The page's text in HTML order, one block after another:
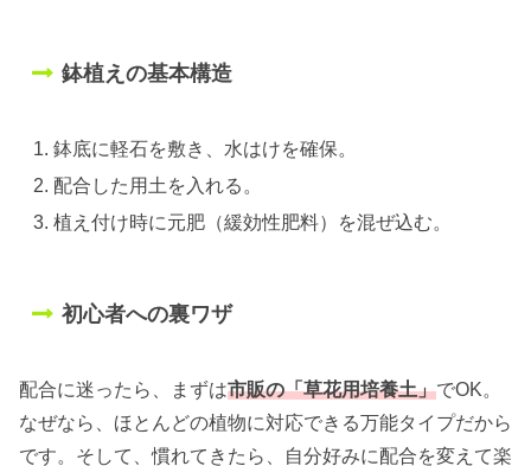
鉢植えの基本構造
鉢底に軽石を敷き、水はけを確保。
配合した用土を入れる。
植え付け時に元肥（緩効性肥料）を混ぜ込む。
初心者への裏ワザ
配合に迷ったら、まずは市販の「草花用培養土」でOK。
なぜなら、ほとんどの植物に対応できる万能タイプだから
です。そして、慣れてきたら、自分好みに配合を変えて楽